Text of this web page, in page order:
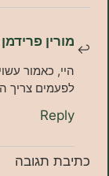
פרידמן סייג הגיב:
כאמור עשוי להיות
צריך המתקה
תגובה